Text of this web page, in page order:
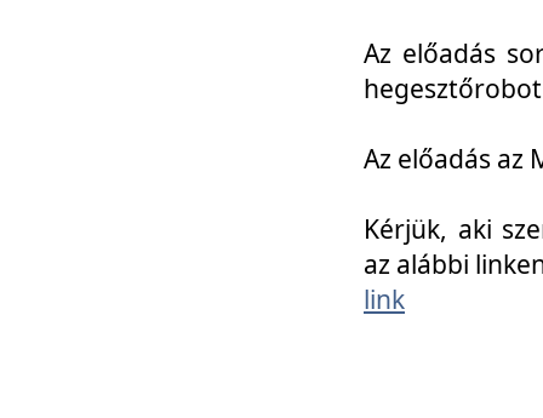
Az előadás
Az előadás az
Kérjük, aki
az alábbi
link